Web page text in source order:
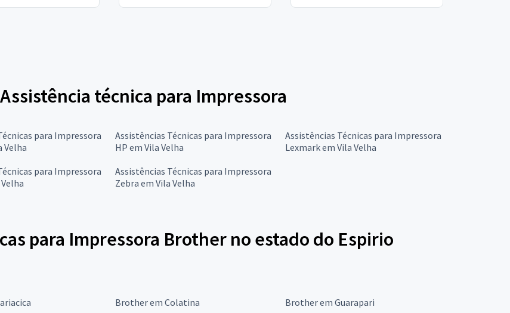
técnica para Impressora
para Impressora
Velha
Assistências Técnicas para Impressora
HP em Vila Velha
Assistências Técnicas para Impressora
Lexmark em Vila Velha
para Impressora
Assistências Técnicas para Impressora
Zebra em Vila Velha
para Impressora Brother no estado do Espirio
Brother em Colatina
Brother em Guarapari